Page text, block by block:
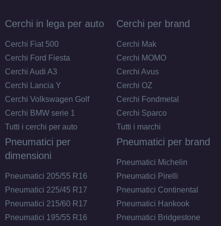
Disponibile
DEZENT Tn Black Mirror
4 fori 14" 5.5X14 ET42
4x100
Foro centrale: 54.1mm
Disponibile
4 fori 14" 5.5X14 ET45
4x100
Foro centrale: 54.1mm
Cerchi in lega per auto
Cerchi Fiat 500
Cerchi Ford Fiesta
Cerchi Audi A3
Cerchi Lancia Y
Cerchi Volkswagen Golf
Cerchi BMW serie 1
Tutti i cerchi per auto
Cerchi per brand
Cerchi Mak
Cerchi MOMO
Cerchi Avus
Cerchi OZ
Cerchi Fondmetal
Cerchi Sparco
Tutti i marchi
Pneumatici per
dimensioni
Pneumatici 205/55 R16
Pneumatici 225/45 R17
Pneumatici 215/60 R17
Pneumatici 195/55 R16
Pneumatici per brand
Pneumatici Michelin
Pneumatici Pirelli
Pneumatici Continental
Pneumatici Hankook
Pneumatici Bridgestone